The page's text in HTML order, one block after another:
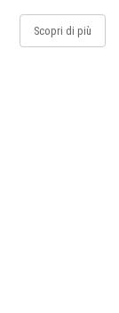
Scopri di più